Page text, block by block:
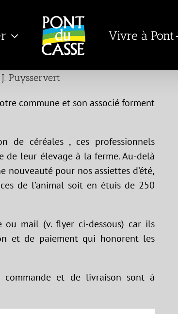
Vivre à
Puysservert
commune et son associé forment
de céréales , ces professionnels
de leur élevage à la ferme. Au-delà
pour nos assiettes d’été,
de l’animal soit en étuis de 250
ou mail (v. flyer ci-dessous) car ils
et de paiement qui honorent les
commande et de livraison sont à